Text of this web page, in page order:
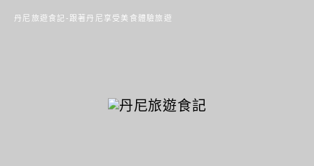
丹尼旅遊食記-跟著丹尼享受美食體驗旅遊